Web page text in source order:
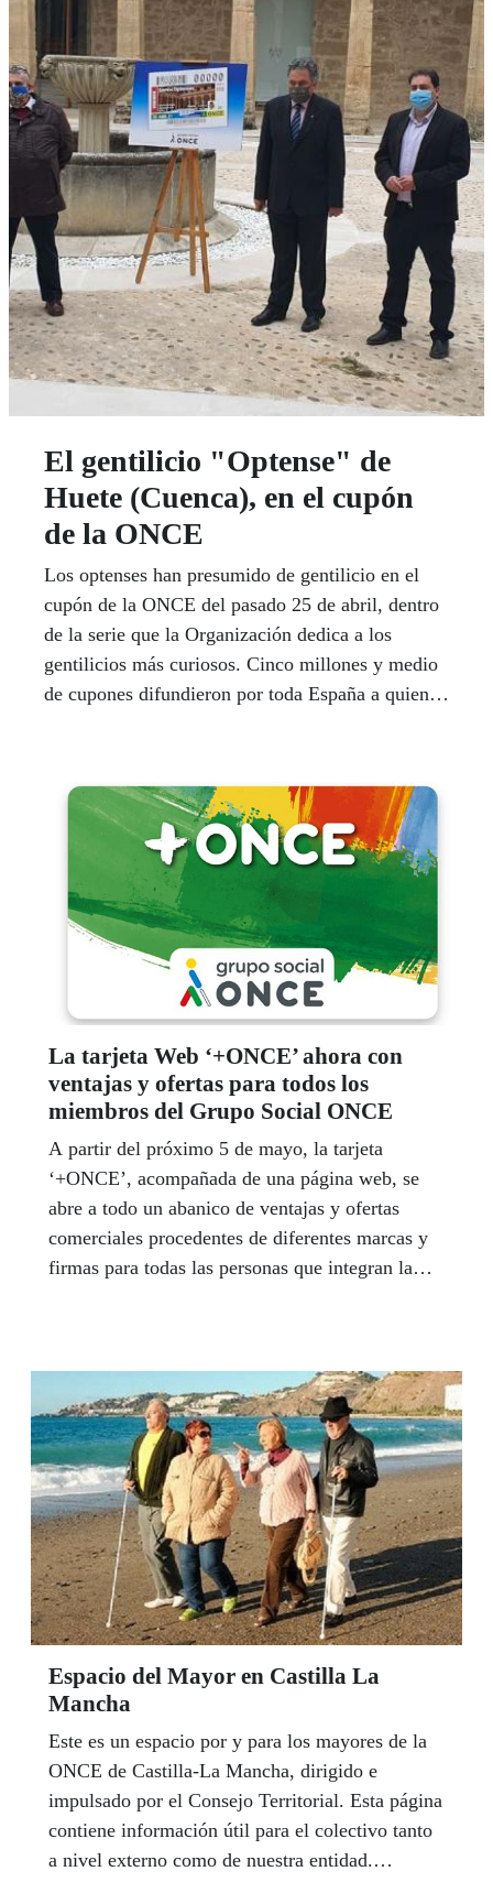
El gentilicio "Optense" de
Huete (Cuenca), en el cupón
de la ONCE
Los optenses han presumido de gentilicio en el
cupón de la ONCE del pasado 25 de abril, dentro
de la serie que la Organización dedica a los
gentilicios más curiosos. Cinco millones y medio
de cupones difundieron por toda España a quienes
La tarjeta Web ‘+ONCE’ ahora con
ventajas y ofertas para todos los
miembros del Grupo Social ONCE
A partir del próximo 5 de mayo, la tarjeta
‘+ONCE’, acompañada de una página web, se
abre a todo un abanico de ventajas y ofertas
comerciales procedentes de diferentes marcas y
firmas para todas las personas que integran la
años, sumándose a las operativas habilitadas
hasta el momento, que ya están siendo utilizadas
por muchos compañeros y compañeras.
Espacio del Mayor en Castilla La
Mancha
Este es un espacio por y para los mayores de la
ONCE de Castilla-La Mancha, dirigido e
impulsado por el Consejo Territorial. Esta página
contiene información útil para el colectivo tanto
a nivel externo como de nuestra entidad.